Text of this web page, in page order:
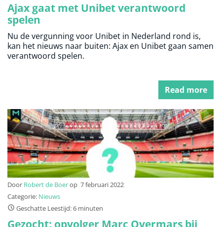
Ajax gaat met Unibet verantwoord
spelen
Nu de vergunning voor Unibet in Nederland rond is,
kan het nieuws naar buiten: Ajax en Unibet gaan samen
verantwoord spelen.
Read more
Door Robert de Boerop 7 februari 2022
Categorie: Nieuws
Geschatte Leestijd: 6 minuten
Gezocht: opvolger Marc Overmars bij